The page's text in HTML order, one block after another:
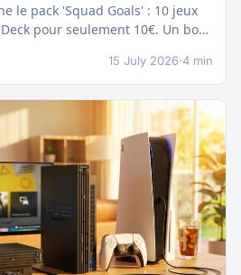
le pack 'Squad Goals' : 10 jeux
pour seulement 10€. Un bon
15 July 2026·4 min